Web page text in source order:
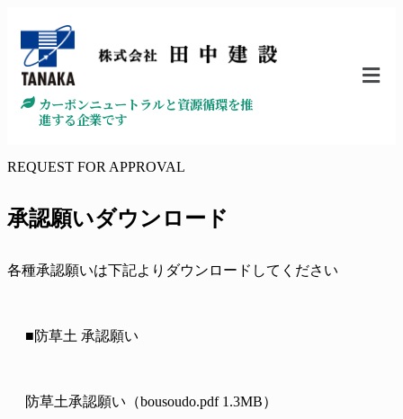
カーボンニュートラルと資源循環を推
進する企業です
REQUEST FOR APPROVAL
承認願いダウンロード
各種承認願いは下記よりダウンロードしてください
■防草土 承認願い
防草土承認願い（bousoudo.pdf 1.3MB）